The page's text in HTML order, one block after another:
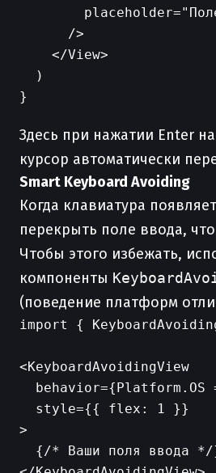
      />
    </View>
  )
Здесь при нажатии Enter
курсор автоматически
Smart Keyboard Avoiding
Когда клавиатура
перекрыть поле ввода, что
Чтобы этого избежать,
компоненты
(поведение платформ
import {
<KeyboardAvoidingView
behavior={Platform.OS
  style={{ flex: 1 }}
>
{/* Ваши поля ввода */